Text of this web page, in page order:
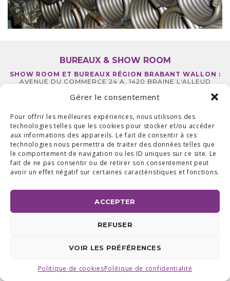
Gérer le consentement
Pour offrir les meilleures expériences, nous utilisons des
technologies telles que les cookies pour stocker et/ou accéder
aux informations des appareils. Le fait de consentir à ces
technologies nous permettra de traiter des données telles que
le comportement de navigation ou les ID uniques sur ce site. Le
fait de ne pas consentir ou de retirer son consentement peut
avoir un effet négatif sur certaines caractéristiques et fonctions.
ACCEPTER
REFUSER
VOIR LES PRÉFÉRENCES
Politique de cookiesPolitique de confidentialité
BUREAUX & SHOW ROOM
SHOW ROOM ET BUREAUX RÉGION BRABANT WALLON :
AVENUE DU COMMERCE 24 A, 1420 BRAINE L'ALLEUD
4430 ANS TEL +32 (0) 2 387 43 32 | FAX +32 (0) 2 663 70 09
©2025 ALL ACCESS | POLITIQUE DE CONFIDENTIALITÉ
|